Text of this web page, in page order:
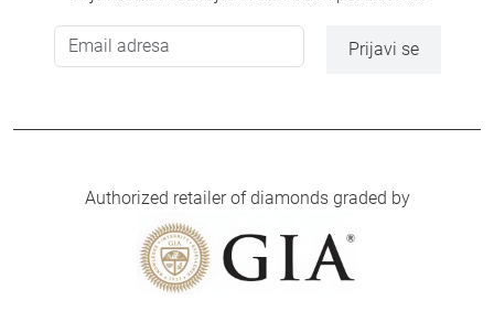
Prijavi se
Authorized retailer of diamonds graded by